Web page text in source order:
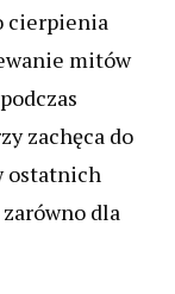
cierpienia
mitów
zachęca do
ostatnich
dla